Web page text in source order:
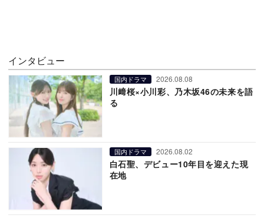
インタビュー
国内ドラマ 2026.08.08
川﨑桜×小川彩、乃木坂46の未来を語
る
国内ドラマ 2026.08.02
白石聖、デビュー10年目を迎えた現
在地